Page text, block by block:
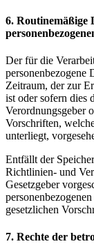
6. Routinemäßige
Der für die
personenbezogene
Zeitraum, der zur
ist oder sofern dies
Verordnungsgeber
Vorschriften,
unterliegt,
Entfällt der
Richtlinien- und
Gesetzgeber
gesetzlichen
7. Rechte der